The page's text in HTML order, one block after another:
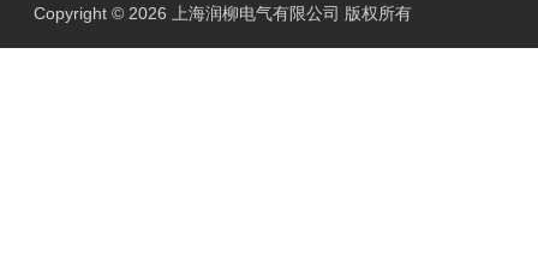
Copyright © 2026 上海润柳电气有限公司 版权所有